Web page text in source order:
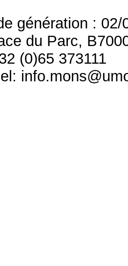
génération : 02/
du Parc,
(0)65 373111